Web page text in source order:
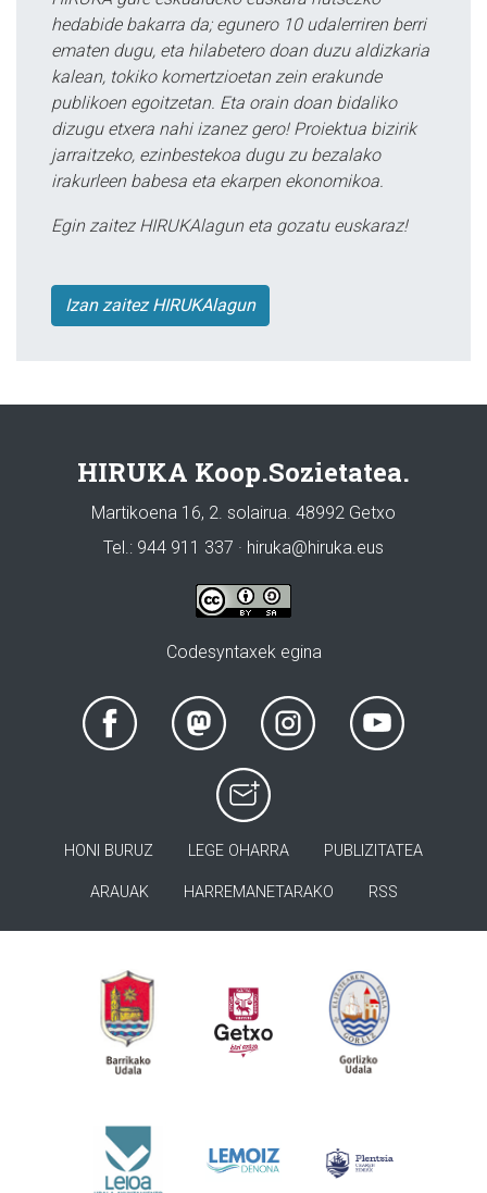
hedabide bakarra da; egunero 10 udalerriren berri
ematen dugu, eta hilabetero doan duzu aldizkaria
kalean, tokiko komertzioetan zein erakunde
publikoen egoitzetan. Eta orain doan bidaliko
dizugu etxera nahi izanez gero! Proiektua bizirik
jarraitzeko, ezinbestekoa dugu zu bezalako
irakurleen babesa eta ekarpen ekonomikoa.
Egin zaitez HIRUKAlagun eta gozatu euskaraz!
Izan zaitez HIRUKAlagun
HIRUKA Koop.Sozietatea.
Martikoena 16, 2. solairua. 48992 Getxo
Tel.: 944 911 337 · hiruka@hiruka.eus
Codesyntaxek egina
HONI BURUZ LEGE OHARRA PUBLIZITATEA
ARAUAK HARREMANETARAKO RSS